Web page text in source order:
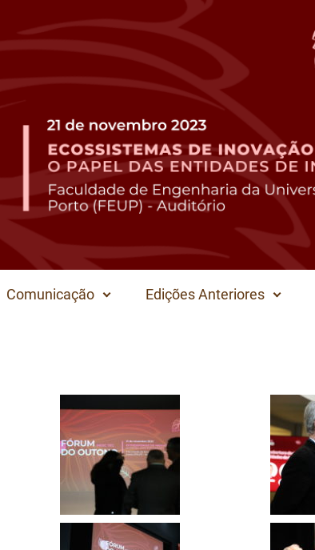
Comunicação Edições Anteriores